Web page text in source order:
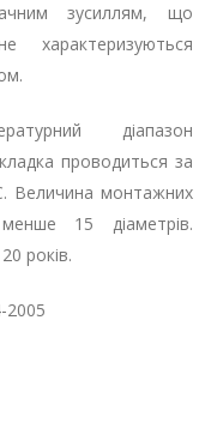
зусиллям, що
діапазон
проводиться за
Величина монтажних
15 діаметрів.
років.
2005